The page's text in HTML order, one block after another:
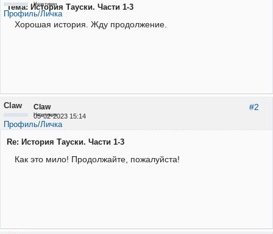
Неактивен
Профиль/Личка
Тема: История Тауски. Части 1-3
Хорошая история. Жду продолжение.
#2
Claw
05-02-2023 15:14
Claw
Неактивен
Профиль/Личка
Re: История Тауски. Части 1-3
Как это мило! Продолжайте, пожалуйста!